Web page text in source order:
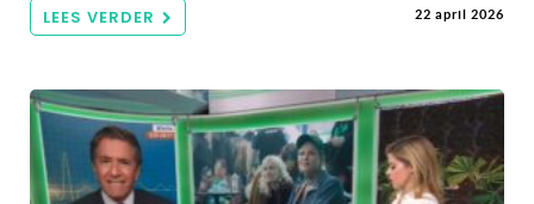
LEES VERDER 22 april 2026